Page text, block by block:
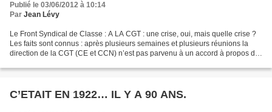
Publié le 03/06/2012 à 10:14
Par Jean Lévy
Le Front Syndical de Classe : A LA CGT : une crise, oui, mais quelle crise ?
Les faits sont connus : après plusieurs semaines et plusieurs réunions la
direction de la CGT (CE et CCN) n’est pas parvenu à un accord à propos de
C’ETAIT EN 1922… IL Y A 90 ANS.